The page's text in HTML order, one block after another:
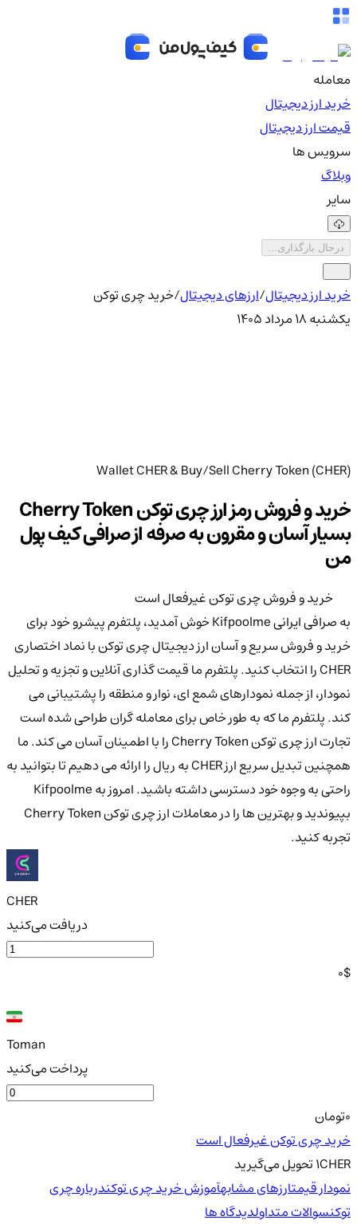
معامله
خرید ارز دیجیتال
قیمت ارز دیجیتال
سرویس ها
وبلاگ
سایر
درحال بارگذاری...
خرید ارز دیجیتال/ارزهای دیجیتال/خرید چری توکن
یکشنبه ۱۸ مرداد ۱۴۰۵
Wallet CHER & Buy/Sell Cherry Token (CHER)
خرید و فروش رمز ارز چری توکن Cherry Token
بسیار آسان و مقرون به صرفه از صرافی کیف پول
من
خرید و فروش چری توکن غیرفعال است
به صرافی ایرانی Kifpoolme خوش آمدید، پلتفرم پیشرو خود برای
خرید و فروش سریع و آسان ارز دیجیتال چری توکن با نماد اختصاری
CHER را انتخاب کنید. پلتفرم ما قیمت گذاری آنلاین و تجزیه و تحلیل
نمودار، از جمله نمودارهای شمع ای، نوار و منطقه را پشتیبانی می
کند. پلتفرم ما که به طور خاص برای معامله گران طراحی شده است
تجارت ارز چری توکن Cherry Token را با اطمینان آسان می کند. ما
همچنین تبدیل سریع ارز CHER به ریال را ارائه می دهیم تا بتوانید به
راحتی به وجوه خود دسترسی داشته باشید. امروز به Kifpoolme
بپیوندید و بهترین ها را در معاملات ارز چری توکن Cherry Token
تجربه کنید.
CHER
دریافت می‌کنید
0$
Toman
پرداخت می‌کنید
تومان
خرید چری توکن غیرفعال است
1CHERتحویلمی‌گیرید
نمودار قیمتارزهای مشابهآموزش خرید چری توکندرباره چری
توکنسوالات متداولدیدگاه ها